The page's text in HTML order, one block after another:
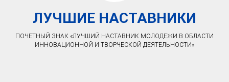
ЛУЧШИЕ НАСТАВНИКИ
ПОЧЕТНЫЙ ЗНАК «ЛУЧШИЙ НАСТАВНИК МОЛОДЕЖИ В ОБЛАСТИ
ИННОВАЦИОННОЙ И ТВОРЧЕСКОЙ ДЕЯТЕЛЬНОСТИ»